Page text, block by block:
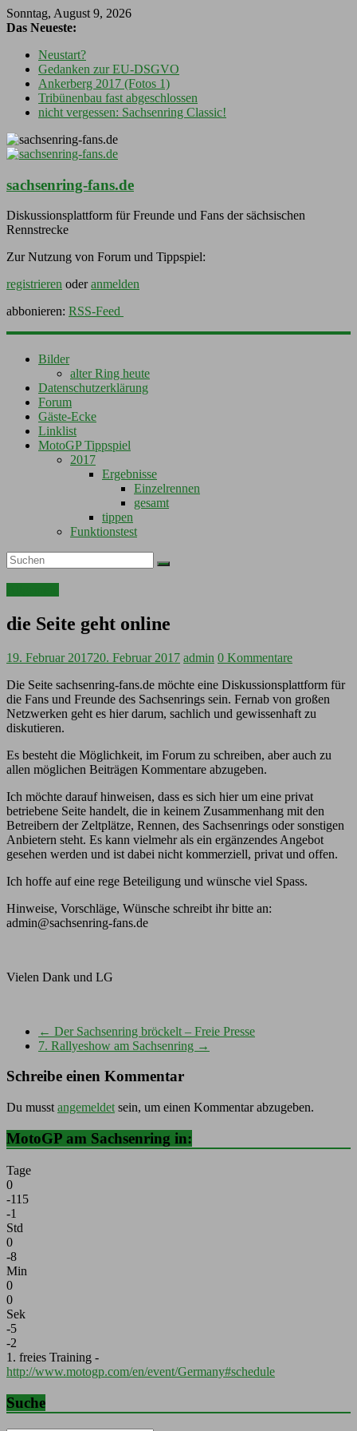
Sonntag, August 9, 2026
Das Neueste:
Neustart?
Gedanken zur EU-DSGVO
Ankerberg 2017 (Fotos 1)
Tribünenbau fast abgeschlossen
nicht vergessen: Sachsenring Classic!
sachsenring-fans.de
Diskussionsplattform für Freunde und Fans der sächsischen
Rennstrecke
Zur Nutzung von Forum und Tippspiel:
registrieren oderanmelden
abbonieren: RSS-Feed
Bilder
alter Ring heute
Datenschutzerklärung
Forum
Gäste-Ecke
Linklist
MotoGP Tippspiel
2017
Ergebnisse
Einzelrennen
gesamt
tippen
Funktionstest
die Seite geht online
19. Februar 201720. Februar 2017 admin 0 Kommentare
Die Seite sachsenring-fans.de möchte eine Diskussionsplattform für
die Fans und Freunde des Sachsenrings sein. Fernab von großen
Netzwerken geht es hier darum, sachlich und gewissenhaft zu
diskutieren.
Es besteht die Möglichkeit, im Forum zu schreiben, aber auch zu
allen möglichen Beiträgen Kommentare abzugeben.
Ich möchte darauf hinweisen, dass es sich hier um eine privat
betriebene Seite handelt, die in keinem Zusammenhang mit den
Betreibern der Zeltplätze, Rennen, des Sachsenrings oder sonstigen
Anbietern steht. Es kann vielmehr als ein ergänzendes Angebot
gesehen werden und ist dabei nicht kommerziell, privat und offen.
Ich hoffe auf eine rege Beteiligung und wünsche viel Spass.
Hinweise, Vorschläge, Wünsche schreibt ihr bitte an:
admin@sachsenring-fans.de
Vielen Dank und LG
← Der Sachsenring bröckelt – Freie Presse
7. Rallyeshow am Sachsenring →
Schreibe einen Kommentar
Du musst angemeldet sein, um einen Kommentar abzugeben.
MotoGP am Sachsenring in:
Tage
0
-115
-1
Std
0
-8
Min
0
0
Sek
-5
-2
1. freies Training -
http://www.motogp.com/en/event/Germany#schedule
Suche